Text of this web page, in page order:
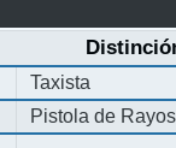
Taxista
Pistola de Rayos